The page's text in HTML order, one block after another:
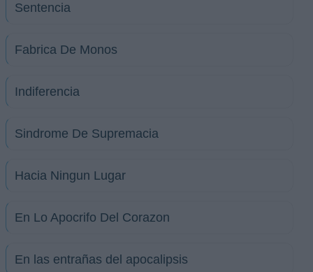
Sentencia
Fabrica De Monos
Indiferencia
Sindrome De Supremacia
Hacia Ningun Lugar
En Lo Apocrifo Del Corazon
En las entrañas del apocalipsis